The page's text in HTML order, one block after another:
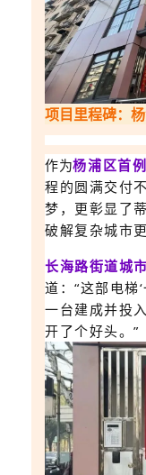
项目里程碑：
作为杨浦区首
程的圆满交付
梦，更彰显了
破解复杂城市
长海路街道城
道：“这部电梯
一台建成并投
开了个好头。”